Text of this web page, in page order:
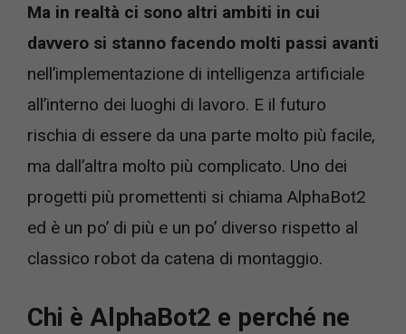
Ma in realtà ci sono altri ambiti in cui
davvero si stanno facendo molti passi avanti
nell’implementazione di intelligenza artificiale
all’interno dei luoghi di lavoro. E il futuro
rischia di essere da una parte molto più facile,
ma dall’altra molto più complicato. Uno dei
progetti più promettenti si chiama AlphaBot2
ed è un po’ di più e un po’ diverso rispetto al
classico robot da catena di montaggio.
Chi è AlphaBot2 e perché ne